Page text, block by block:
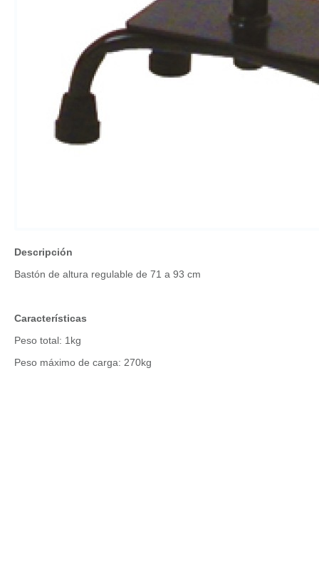
Descripción
Bastón de altura regulable de 71 a 93 cm
Características
Peso total: 1kg
Peso máximo de carga: 270kg